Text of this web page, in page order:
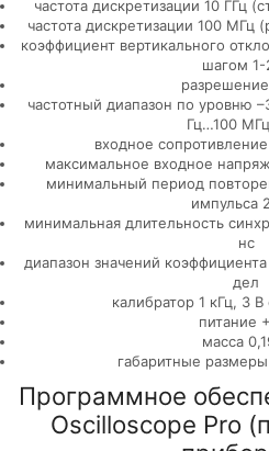
частота дискретизации 10 ГГц
частота дискретизации 100
коэффициент вертикального
шагом 1-
частотный диапазон по уровню
Гц…100
входное
максимальное входное
минимальный период
импульса
минимальная длительность
нс
диапазон значений
дел
калибратор 1 кГц, 3
питание
масса
габаритные
Программное
Oscilloscope Pro